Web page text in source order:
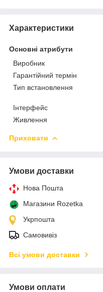
Характеристики
Основні атрибути
Виробник
Гарантійний термін
Тип встановлення
Інтерфейс
Живлення
Приховати
Умови доставки
Нова Пошта
Магазини Rozetka
Укрпошта
Самовивіз
Всі умови доставки
Умови оплати